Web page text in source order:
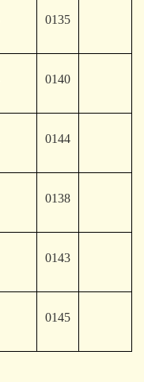
0135
0140
0144
0138
0143
0145